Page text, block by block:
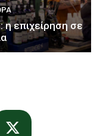
η επιχείρηση σε